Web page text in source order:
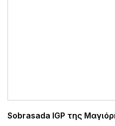
Sobrasada IGP της